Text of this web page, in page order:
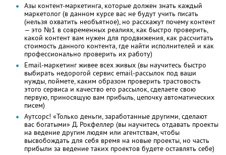
Азы контент-маркетинга, которые должен знать каждый
маркетолог (в данном курсе вас не будут учить писать
(нельзя охватить необъятное), но расскажут почему контент
— это №1 в современных реалиях, как быстро проверить,
какой контент вам нужен для продвижения, как рассчитать
стоимость данного контента, где найти исполнителей и как
профессионально проверить их работу)
Email-маркетинг живее всех живых (вы научитесь быстро
выбирать недорогой сервис email-рассылок под ваши
нужды, поймете, каким образом проверить трастовость
этого сервиса и качество его рассылок, сделаете свою
первую, приносящую вам прибыль, цепочку автоматических
писем)
Аутсорс! «Только деньги, заработанные другими, сделают
вас богатыми» Д. Рокфеллер (вы научитесь отдавать проекты
на ведение другим людям или агентствам, чтобы
высвобождать для себя время на новые проекты, но часть
прибыли за ведение таких проектов будете оставлять себе)